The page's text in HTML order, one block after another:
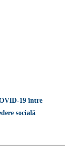
19 între
socială